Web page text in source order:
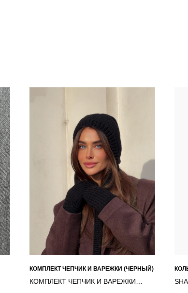
КОМПЛЕКТ ЧЕПЧИК И ВАРЕЖКИ (ЧЕРНЫЙ)
КОМПЛЕКТ ЧЕПЧИК И ВАРЕЖКИ